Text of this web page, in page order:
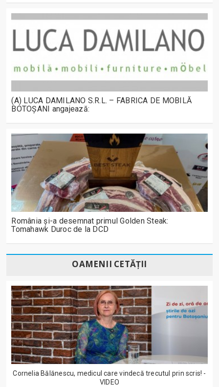
(A) LUCA DAMILANO S.R.L. – FABRICA DE MOBILĂ
BOTOȘANI angajează:
România și-a desemnat primul Golden Steak:
Tomahawk Duroc de la DCD
OAMENII CETĂȚII
Cornelia Bălănescu, medicul care vindecă trecutul prin scris! -
VIDEO